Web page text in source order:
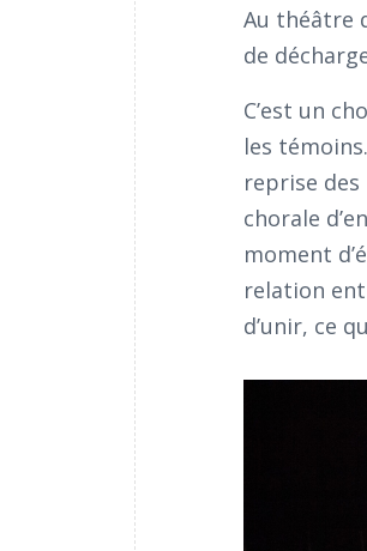
Au théâtre
de
C’est un
les
reprise
chorale
moment
relation
d’unir, ce